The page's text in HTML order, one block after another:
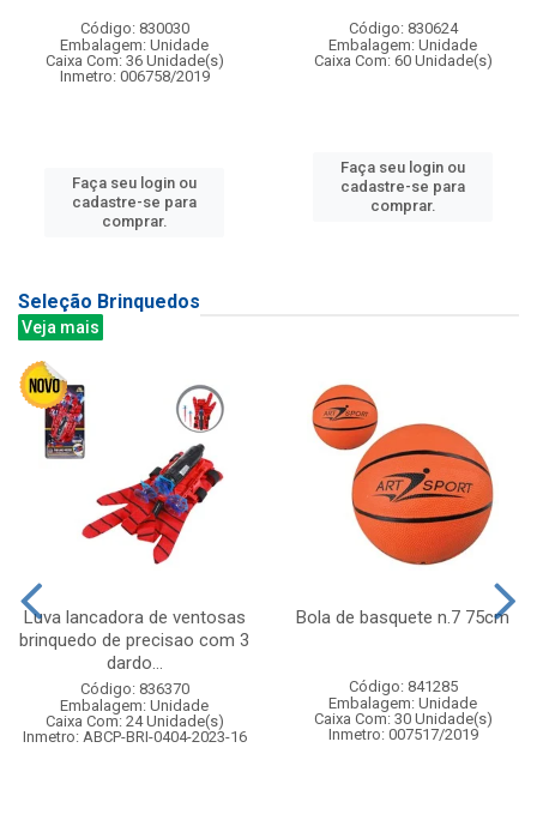
Código: 830030
Embalagem: Unidade
Caixa Com: 36 Unidade(s)
Inmetro: 006758/2019
Faça seu login ou
cadastre-se para
comprar.
Código: 830624
Embalagem: Unidade
Caixa Com: 60 Unidade(s)
Faça seu login ou
cadastre-se para
comprar.
Seleção Brinquedos
Veja mais
Luva lancadora de ventosas
brinquedo de precisao com 3
dardo...
Código: 836370
Embalagem: Unidade
Caixa Com: 24 Unidade(s)
Inmetro: ABCP-BRI-0404-2023-16
Bola de basquete n.7 75cm
Código: 841285
Embalagem: Unidade
Caixa Com: 30 Unidade(s)
Inmetro: 007517/2019